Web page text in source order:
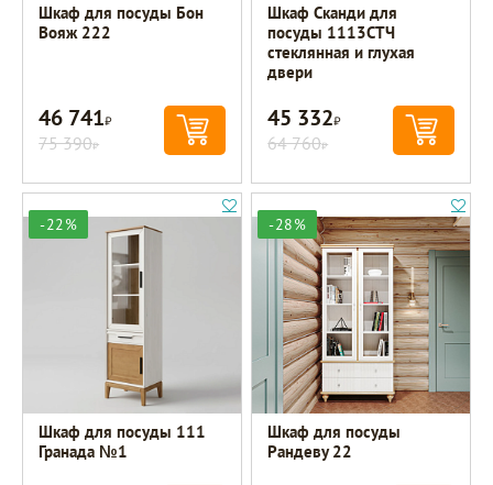
Шкаф для посуды Бон
Вояж 222
46 741Р
75 390Р
Шкаф Сканди для
посуды 1113СТЧ
стеклянная и глухая
двери
45 332Р
64 760Р
-22%
Шкаф для посуды 111
Гранада №1
-28%
Шкаф для посуды
Рандеву 22